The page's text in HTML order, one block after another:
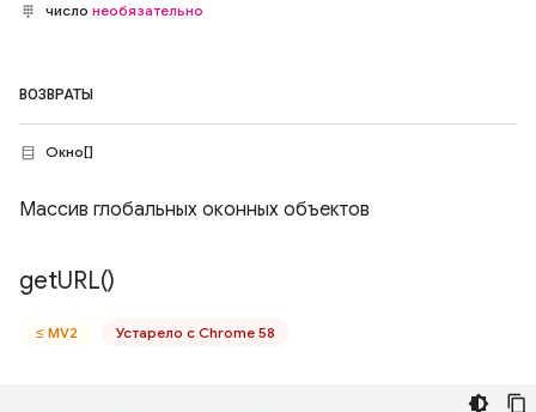
число необязательно
ВОЗВРАТЫ
Окно[]
Массив глобальных оконных объектов
getURL()
≤ MV2 Устарело с Chrome 58